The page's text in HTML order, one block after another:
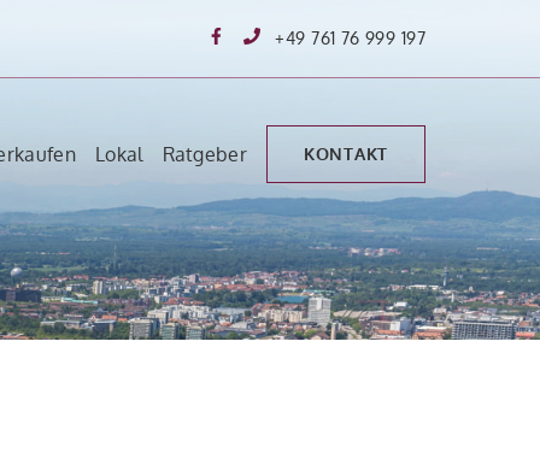
+49 761 76 999 197
Lokal Ratgeber KONTAKT